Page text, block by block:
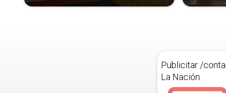
Publicitar /
La Nación